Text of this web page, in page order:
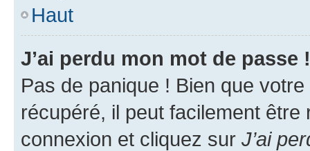
Haut
J’ai perdu mon mot de passe !
Pas de panique ! Bien que
récupéré, il peut facilement
connexion et cliquez sur J’ai